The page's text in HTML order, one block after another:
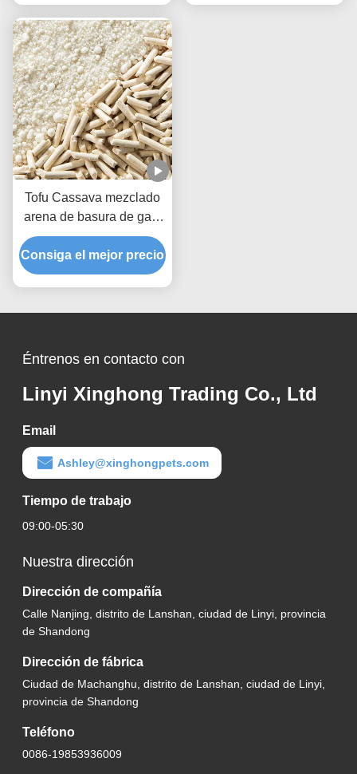
Tofu Cassava mezclado
arena de basura de gato
rápida acumulación libre
de polvo no adhesivo al
fondo de la caja
Consiga el mejor precio
Éntrenos en contacto con
Linyi Xinghong Trading Co., Ltd
Email
Ashley@xinghongpets.com
Tiempo de trabajo
09:00-05:30
Nuestra dirección
Dirección de compañía
Calle Nanjing, distrito de Lanshan, ciudad de Linyi, provincia
de Shandong
Dirección de fábrica
Ciudad de Machanghu, distrito de Lanshan, ciudad de Linyi,
provincia de Shandong
Teléfono
0086-19853936009